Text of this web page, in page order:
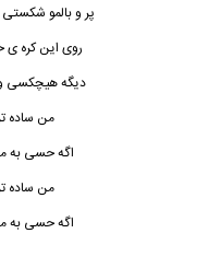
پر و بالمو
روی این کره ی
دیگه هیچکسی
من ساده
اگه حسی به
من ساده
اگه حسی به